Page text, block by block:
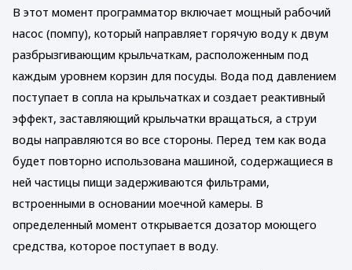
В этот момент программатор включает мощный рабочий
насос (помпу), который направляет горячую воду к двум
разбрызгивающим крыльчаткам, расположенным под
каждым уровнем корзин для посуды. Вода под давлением
поступает в сопла на крыльчатках и создает реактивный
эффект, заставляющий крыльчатки вращаться, а струи
воды направляются во все стороны. Перед тем как вода
будет повторно использована машиной, содержащиеся в
ней частицы пищи задерживаются фильтрами,
встроенными в основании моечной камеры. В
определенный момент открывается дозатор моющего
средства, которое поступает в воду.